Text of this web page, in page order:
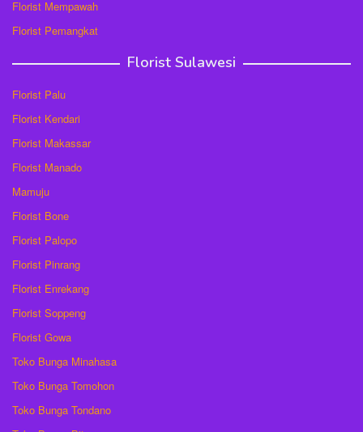
Florist Mempawah
Florist Pemangkat
Florist Sulawesi
Florist Palu
Florist Kendari
Florist Makassar
Florist Manado
Mamuju
Florist Bone
Florist Palopo
Florist Pinrang
Florist Enrekang
Florist Soppeng
Florist Gowa
Toko Bunga Minahasa
Toko Bunga Tomohon
Toko Bunga Tondano